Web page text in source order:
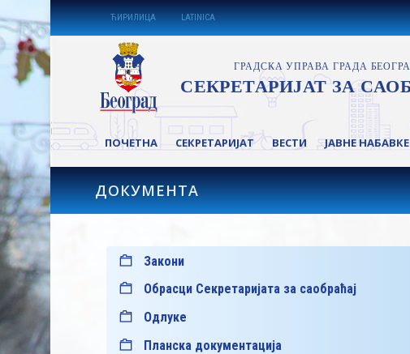
ЋИРИЛИЦА LATINICA
ПОЧЕТНА СЕКРЕТАРИЈАТ ВЕСТИ ЈАВНЕ НАБАВКЕ
ДОКУМЕНТА
Закони
Обрасци Секретаријата за саобраћај
Одлуке
Планска документација